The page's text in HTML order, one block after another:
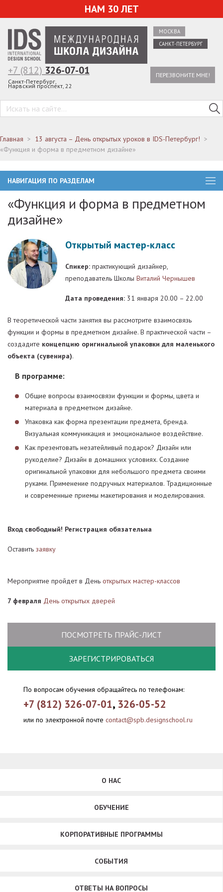
НАМ 30 ЛЕТ
МОСКВА
САНКТ-ПЕТЕРБУРГ
ПЕРЕЗВОНИТЕ МНЕ!
+7 (812) 326-07-01
Санкт-Петербург,
Нарвский проспект, 22
Главная
13 августа – День открытых уроков в IDS-Петербург!
«Функция и форма в предметном дизайне»
НАВИГАЦИЯ ПО РАЗДЕЛАМ
«Функция и форма в предметном
дизайне»
Открытый мастер-класс
Спикер: практикующий дизайнер,
преподаватель Школы Виталий Чернышев
Дата проведения: 31 января 20.00 – 22.00
В теоретической части занятия вы рассмотрите взаимосвязь
функции и формы в предметном дизайне. В практической части –
создадите концепцию оригинальной упаковки для маленького
объекта (сувенира).
В программе:
Общие вопросы взаимосвязи функции и формы, цвета и
материала в предметном дизайне.
Упаковка как форма презентации предмета, бренда.
Визуальная коммуникация и эмоциональное воздействие.
Как презентовать незатейливый подарок? Дизайн или
рукоделие? Дизайн в домашних условиях. Создание
оригинальной упаковки для небольшого предмета своими
руками. Применение подручных материалов. Традиционные
и современные приемы макетирования и моделирования.
Вход свободный! Регистрация обязательна
Оставить заявку
Мероприятие пройдет в День открытых мастер-классов
7 февраля День открытых дверей
ПОСМОТРЕТЬ ПРАЙС-ЛИСТ
ЗАРЕГИСТРИРОВАТЬСЯ
По вопросам обучения обращайтесь по телефонам:
+7 (812) 326-07-01, 326-05-52
или по электронной почте contact@spb.designschool.ru
О НАС
ОБУЧЕНИЕ
КОРПОРАТИВНЫЕ ПРОГРАММЫ
СОБЫТИЯ
ОТВЕТЫ НА ВОПРОСЫ